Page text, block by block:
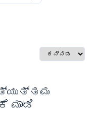
Select
ಮಾಡಿ